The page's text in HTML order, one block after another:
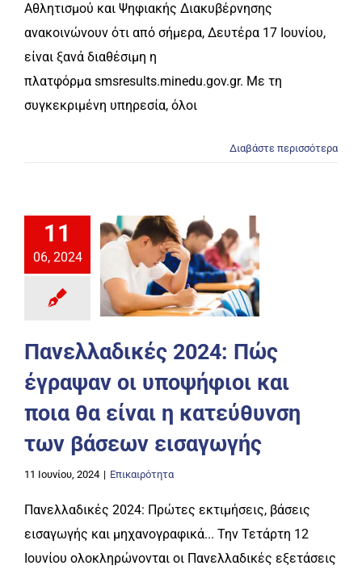
Αθλητισμού και Ψηφιακής Διακυβέρνησης
ανακοινώνουν ότι από σήμερα, Δευτέρα 17 Ιουνίου,
είναι ξανά διαθέσιμη η
πλατφόρμα smsresults.minedu.gov.gr. Με τη
συγκεκριμένη υπηρεσία, όλοι
Διαβάστε περισσότερα
11
06, 2024
Πανελλαδικές 2024: Πώς
έγραψαν οι υποψήφιοι και
ποια θα είναι η κατεύθυνση
των βάσεων εισαγωγής
11 Ιουνίου, 2024 | Επικαιρότητα
Πανελλαδικές 2024: Πρώτες εκτιμήσεις, βάσεις
εισαγωγής και μηχανογραφικά... Την Τετάρτη 12
Ιουνίου ολοκληρώνονται οι Πανελλαδικές εξετάσεις